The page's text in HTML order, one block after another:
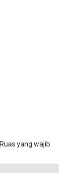
Ruas yang wajib